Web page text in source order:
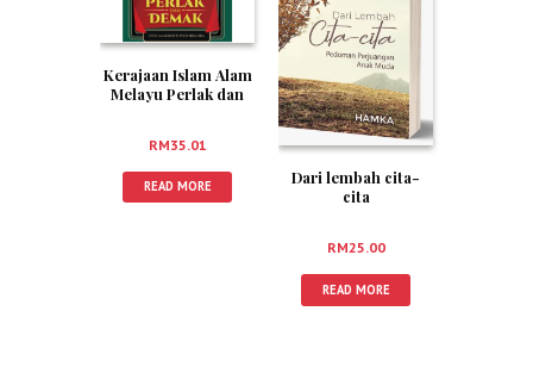
Kerajaan Islam Alam
Melayu Perlak dan
RM35.01
READ MORE
Dari lembah cita-
cita
RM25.00
READ MORE